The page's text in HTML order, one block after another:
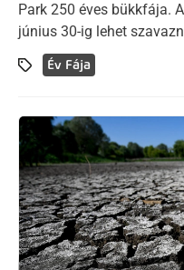
Park 250 éves bükkfája.
június 30-ig lehet
Év Fája